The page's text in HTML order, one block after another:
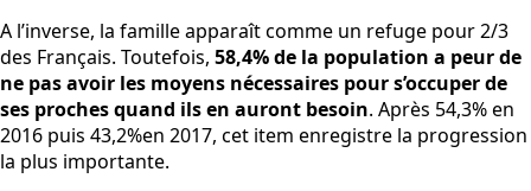
A l’inverse, la famille apparaît comme un refuge pour 2/3
des Français. Toutefois, 58,4% de la population a peur de
ne pas avoir les moyens nécessaires pour s’occuper de
ses proches quand ils en auront besoin. Après 54,3% en
2016 puis 43,2%en 2017, cet item enregistre la progression
la plus importante.